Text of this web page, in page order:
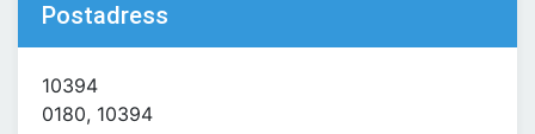
Postadress
10394
0180, 10394